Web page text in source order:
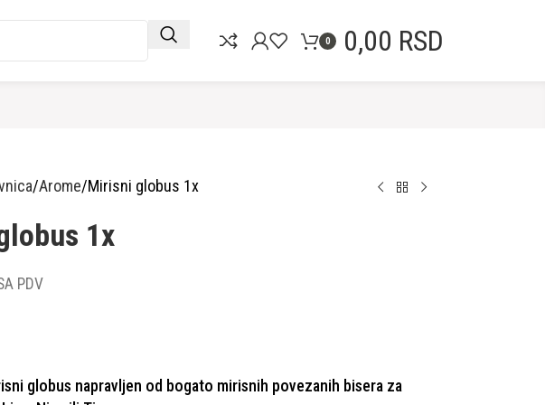
0 0,00 RSD
Arome Mirisni globus 1x
1x
PDV
globus napravljen od bogato mirisnih povezanih bisera za